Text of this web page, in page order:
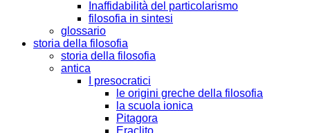
Inaffidabilità del particolarismo
filosofia in sintesi
glossario
storia della filosofia
storia della filosofia
antica
I presocratici
le origini greche della filosofia
la scuola ionica
Pitagora
Eraclito